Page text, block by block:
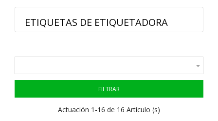
palanca
ETIQUETAS DE ETIQUETADORA

FILTRAR
Actuación 1-16 de 16 Artículo (s)